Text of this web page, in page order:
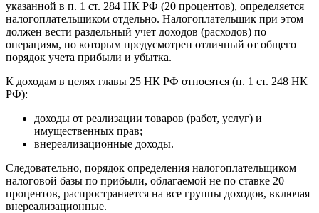
указанной в п. 1 ст. 284 НК РФ (20 процентов), определяется
налогоплательщиком отдельно. Налогоплательщик при этом
должен вести раздельный учет доходов (расходов) по
операциям, по которым предусмотрен отличный от общего
порядок учета прибыли и убытка.
К доходам в целях главы 25 НК РФ относятся (п. 1 ст. 248 НК
РФ):
доходы от реализации товаров (работ, услуг) и
имущественных прав;
внереализационные доходы.
Следовательно, порядок определения налогоплательщиком
налоговой базы по прибыли, облагаемой не по ставке 20
процентов, распространяется на все группы доходов, включая
внереализационные.